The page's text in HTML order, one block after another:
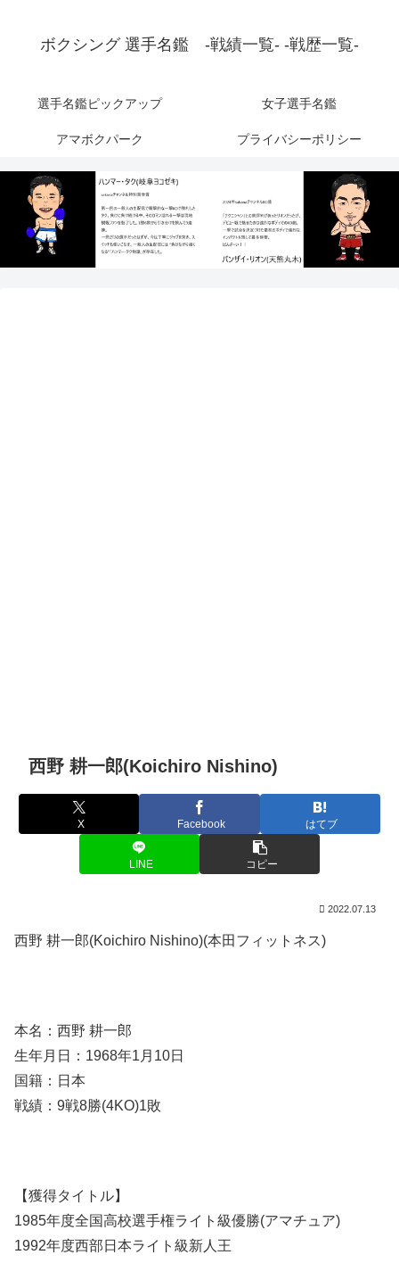
ボクシング 選手名鑑 -戦績一覧- -戦歴一覧-
選手名鑑ピックアップ 女子選手名鑑
アマボクパーク プライバシーポリシー
西野 耕一郎(Koichiro Nishino)
X Facebook はてブ
LINE コピー
2022.07.13
西野 耕一郎(Koichiro Nishino)(本田フィットネス)
本名：西野 耕一郎
生年月日：1968年1月10日
国籍：日本
戦績：9戦8勝(4KO)1敗
【獲得タイトル】
1985年度全国高校選手権ライト級優勝(アマチュア)
1992年度西部日本ライト級新人王